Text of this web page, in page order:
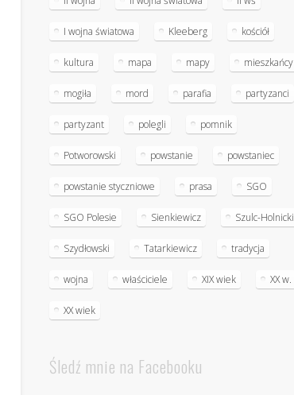
I wojna światowa Kleeberg kościół
kultura mapa mapy mieszkańcy
mogiła mord parafia partyzanci
partyzant polegli pomnik
Potworowski powstanie powstaniec
powstanie styczniowe prasa SGO
SGO Polesie Sienkiewicz Szulc-Holnicki
Szydłowski Tatarkiewicz tradycja
wojna właściciele XIX wiek XX w.
XX wiek
Śledź mnie na Facebooku